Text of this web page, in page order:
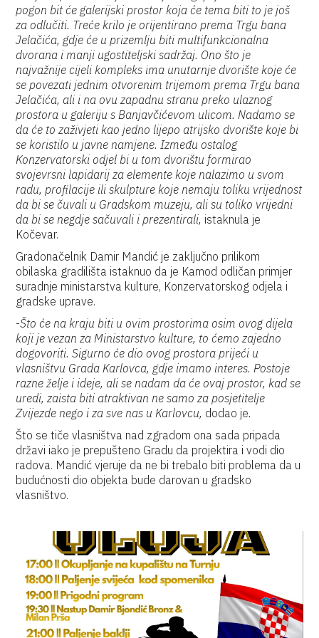
pogon bit će galerijski prostor koja će tema biti to je još
za odlučiti. Treće krilo je orijentirano prema Trgu bana
Jelačića, gdje će u prizemlju biti multifunkcionalna
dvorana i manji ugostiteljski sadržaj. Ono što je
najvažnije cijeli kompleks ima unutarnje dvorište koje će
se povezati jednim otvorenim trijemom prema Trgu bana
Jelačića, ali i na ovu zapadnu stranu preko ulaznog
prostora u galeriju s Banjavčićevom ulicom. Nadamo se
da će to zaživjeti kao jedno lijepo atrijsko dvorište koje bi
se koristilo u javne namjene. Između ostalog
Konzervatorski odjel bi u tom dvorištu formirao
svojevrsni lapidarij za elemente koje nalazimo u svom
radu, profilacije ili skulpture koje nemaju toliku vrijednost
da bi se čuvali u Gradskom muzeju, ali su toliko vrijedni
da bi se negdje sačuvali i prezentirali, istaknula je
Kočevar.
Gradonačelnik Damir Mandić je zaključno prilikom
obilaska gradilišta istaknuo da je Kamod odličan primjer
suradnje ministarstva kulture, Konzervatorskog odjela i
gradske uprave.
-Što će na kraju biti u ovim prostorima osim ovog dijela
koji je vezan za Ministarstvo kulture, to ćemo zajedno
dogovoriti. Sigurno će dio ovog prostora prijeći u
vlasništvu Grada Karlovca, gdje imamo interes. Postoje
razne želje i ideje, ali se nadam da će ovaj prostor, kad se
uredi, zaista biti atraktivan ne samo za posjetitelje
Zvijezde nego i za sve nas u Karlovcu, dodao je.
Što se tiče vlasništva nad zgradom ona sada pripada
državi iako je prepušteno Gradu da projektira i vodi dio
radova. Mandić vjeruje da ne bi trebalo biti problema da u
budućnosti dio objekta bude darovan u gradsko
vlasništvo.